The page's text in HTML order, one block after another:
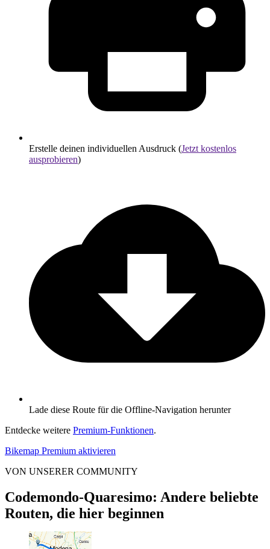
Erstelle deinen individuellen Ausdruck (Jetzt kostenlos
ausprobieren)
Lade diese Route für die Offline-Navigation herunter
Entdecke weitere Premium-Funktionen.
Bikemap Premium aktivieren
VON UNSERER COMMUNITY
Codemondo-Quaresimo: Andere beliebte
Routen, die hier beginnen